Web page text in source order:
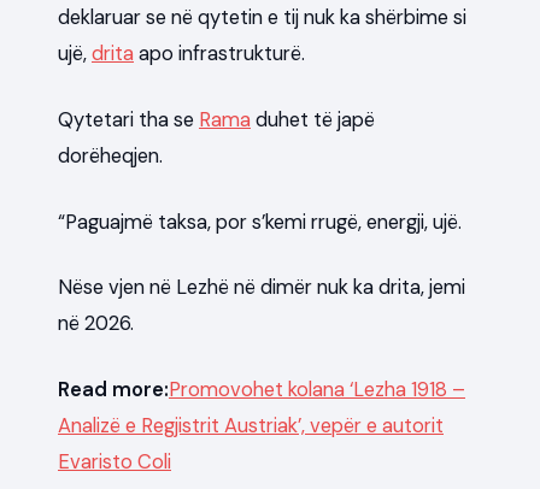
deklaruar se në qytetin e tij nuk ka shërbime si
ujë,drita apo infrastrukturë.
Qytetari tha se Rama duhet të japë
dorëheqjen.
“Paguajmë taksa, por s’kemi rrugë, energji, ujë.
Nëse vjen në Lezhë në dimër nuk ka drita, jemi
në 2026.
Read more:Promovohet kolana ‘Lezha 1918 –
Analizë e Regjistrit Austriak’, vepër e autorit
Evaristo Coli